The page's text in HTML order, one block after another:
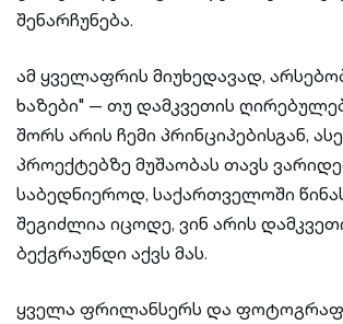
შენარჩუნება.
ამ ყველაფრის მიუხედავად,
ხაზები" — თუ დამკვეთის
შორს არის ჩემი პრინციპებისგან,
პროექტებზე მუშაობას თავს
საბედნიეროდ, საქართველოში
შეგიძლია იცოდე, ვინ არის
ბექგრაუნდი აქვს მას.
ყველა ფრილანსერს და